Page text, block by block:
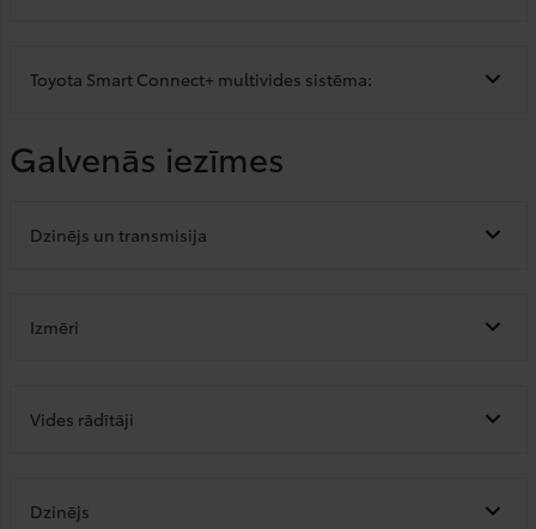
Toyota Smart Connect+ multivides sistēma:
Galvenās iezīmes
Dzinējs un transmisija
Izmēri
Vides rādītāji
Dzinējs